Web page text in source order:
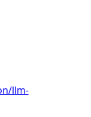
llm-